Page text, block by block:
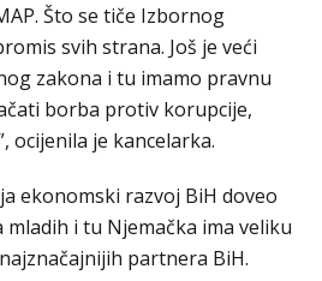
Što se tiče Izbornog
svih strana. Još je veći
zakona i tu imamo pravnu
borba protiv korupcije,
ocijenila je kancelarka.
ekonomski razvoj BiH doveo
mladih i tu Njemačka ima veliku
partnera BiH.